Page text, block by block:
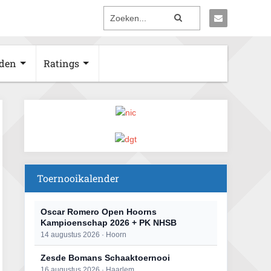
Ratings
Toernooikalender
Oscar Romero Open Hoorns
Kampioenschap 2026 + PK NHSB
14 augustus 2026 · Hoorn
Zesde Bomans Schaaktoernooi